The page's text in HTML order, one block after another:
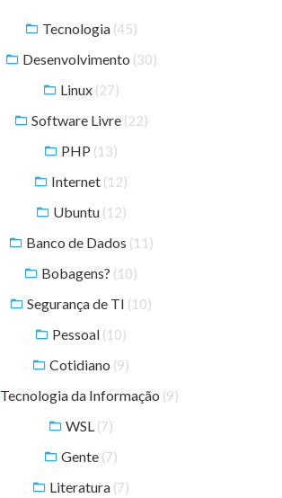
Tecnologia (45)
Desenvolvimento (30)
Linux (27)
Software Livre (22)
PHP (13)
Internet (12)
Ubuntu (12)
Banco de Dados (11)
Bobagens? (10)
Segurança de TI (10)
Pessoal (10)
Cotidiano (9)
Tecnologia da Informação (9)
WSL (7)
Gente (7)
Literatura (7)